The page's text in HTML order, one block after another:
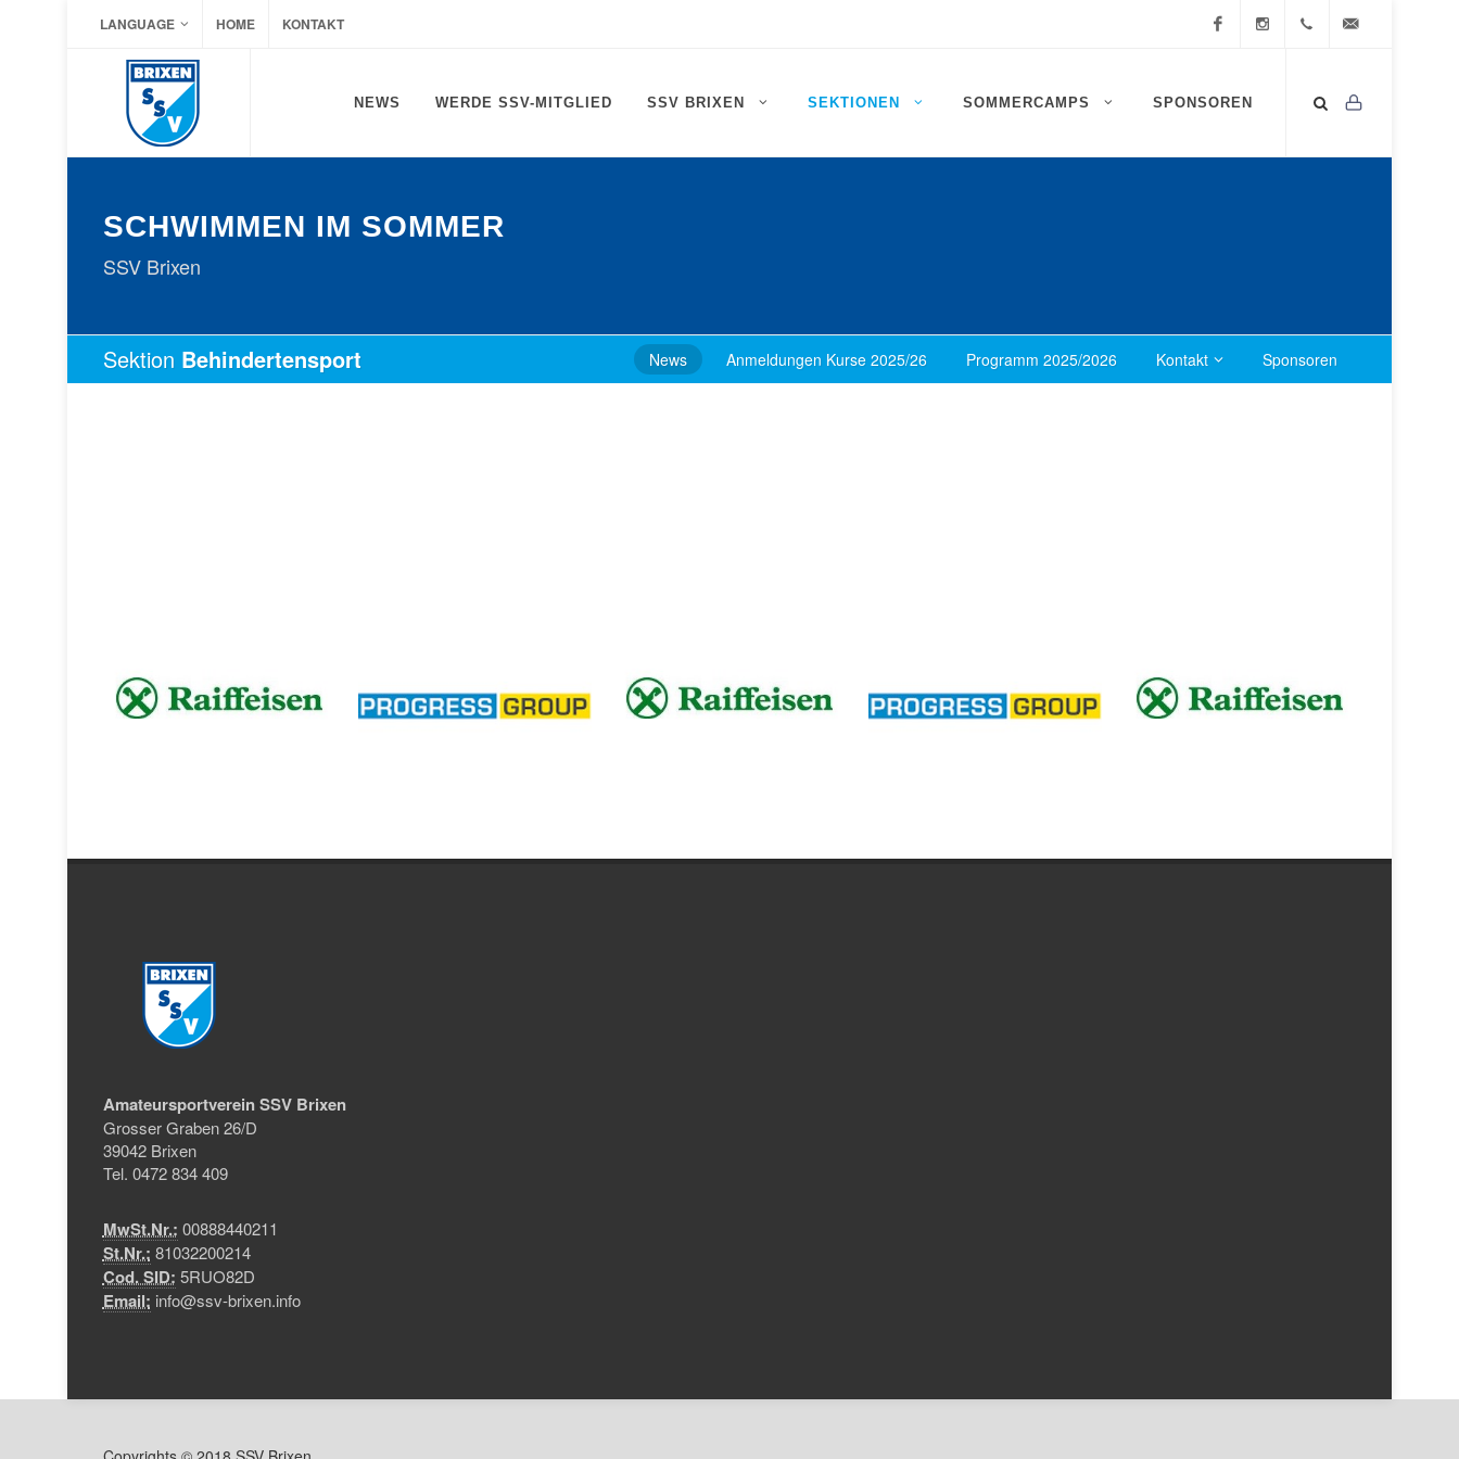
LANGUAGE HOME KONTAKT
NEWS WERDE SSV-MITGLIED SSV BRIXEN SEKTIONEN SOMMERCAMPS SPONSOREN
SCHWIMMEN IM SOMMER
SSV Brixen
Sektion Behindertensport News Anmeldungen Kurse 2025/26 Programm 2025/2026 Kontakt Sponsoren
Amateursportverein SSV Brixen
Grosser Graben 26/D
39042 Brixen
Tel. 0472 834 409
MwSt.Nr.: 00888440211
St.Nr.: 81032200214
Cod. SID: 5RUO82D
Email: info@ssv-brixen.info